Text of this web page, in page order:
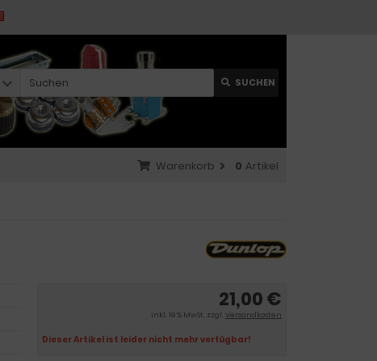
SUCHEN
Warenkorb 0 Artikel
21,00 €
inkl. 19 % MwSt. zzgl. Versandkosten
Dieser Artikel ist leider nicht mehr verfügbar!